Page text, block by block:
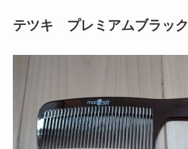
テツキ プレミアムブラック